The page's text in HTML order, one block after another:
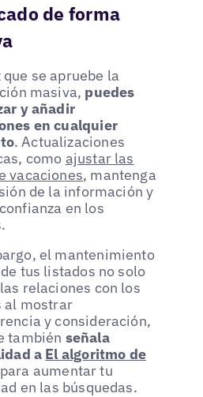
de forma
que se apruebe la
masiva, puedes
y añadir
en cualquier
. Actualizaciones
como ajustar las
vacaciones, mantenga
de la información y
en los
el mantenimiento
tus listados no solo
relaciones con los
al mostrar
y consideración,
también señala
a El algoritmo de
aumentar tu
en las búsquedas.